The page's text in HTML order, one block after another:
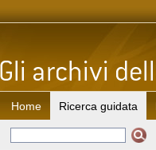
Home Ricerca guidata